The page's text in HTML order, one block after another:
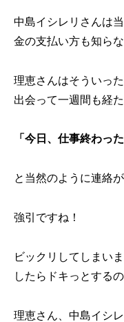
中島イシレリさんは
金の支払い方も知ら
理恵さんはそういっ
出会って一週間も経
「今日、仕事終わっ
と当然のように連絡
強引ですね！
ビックリしてしまい
したらドキっとする
理恵さん、中島イシ